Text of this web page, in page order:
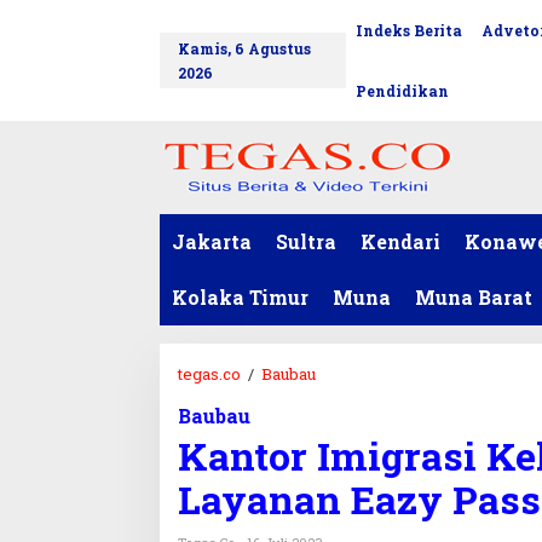
Kamis, 6 Agustus
2026
Indeks Berita
Pendidikan
Jakarta Sultra Kendari
Kolaka Timur Muna Muna Barat
tegas.co / Baubau
t
o
r
I
Baubau
Kantor Imigrasi
Layanan Eazy